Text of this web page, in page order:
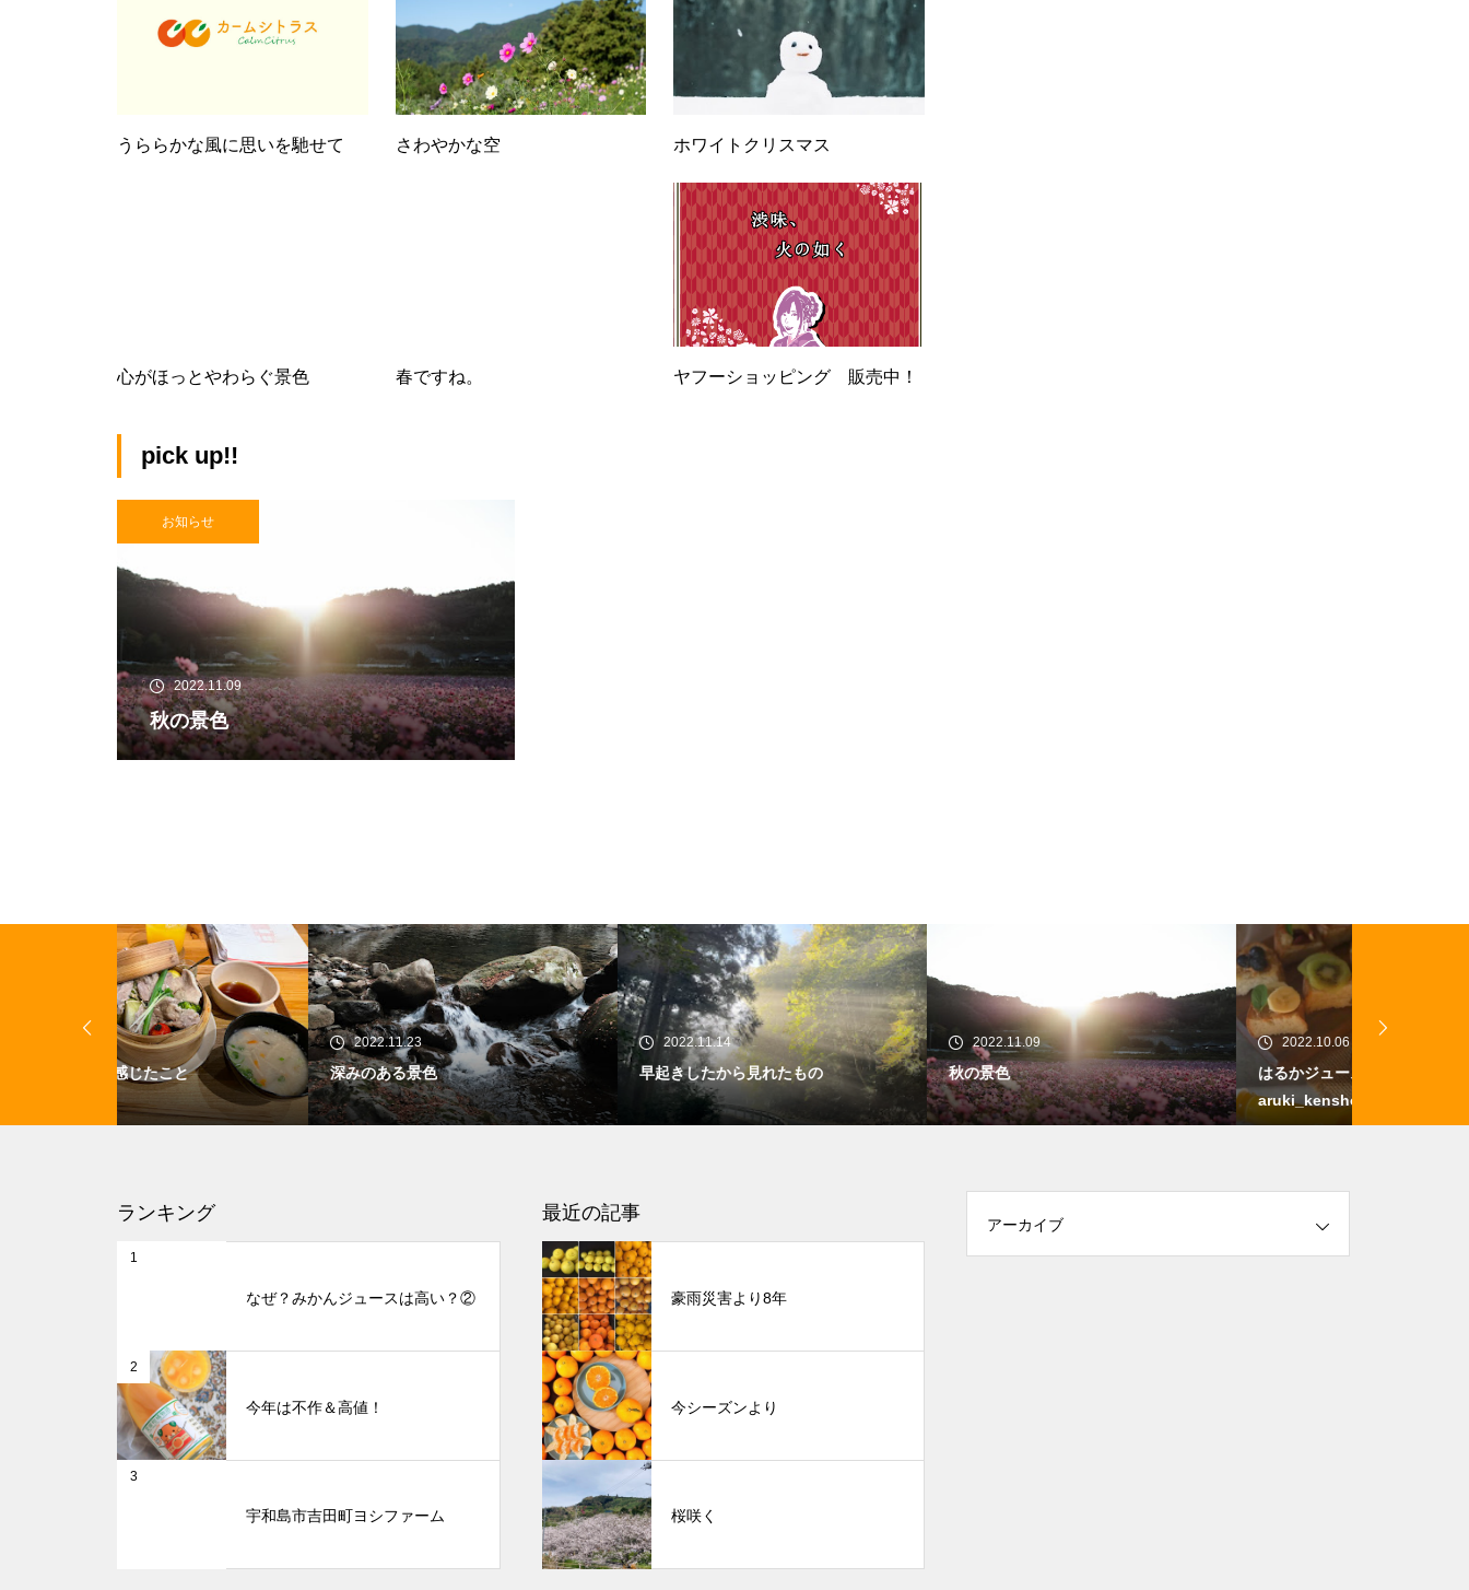
うららかな風に思いを馳せて さわやかな空 ホワイトクリスマス
心がほっとやわらぐ景色 春ですね。 ヤフーショッピング 販売中！
pick up!!
お知らせ
2022.11.09
秋の景色
2022.11.23
深みのある景色
2022.11.14
早起きしたから見れたもの
2022.11.09
秋の景色
2022.10.06
はるかジュース感想 @ringonotabe
aruki_kensho さん
ランキング
1
なぜ？みかんジュースは高い？②
2
今年は不作＆高値！
3
宇和島市吉田町ヨシファーム
最近の記事
豪雨災害より8年
今シーズンより
桜咲く
アーカイブ